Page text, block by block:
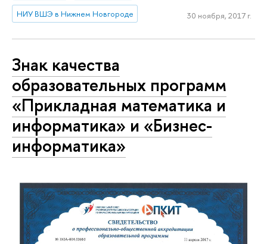
НИУ ВШЭ в Нижнем Новгороде 30 ноября, 2017 г.
Знак качества
образовательных программ
«Прикладная математика и
информатика» и «Бизнес-
информатика»